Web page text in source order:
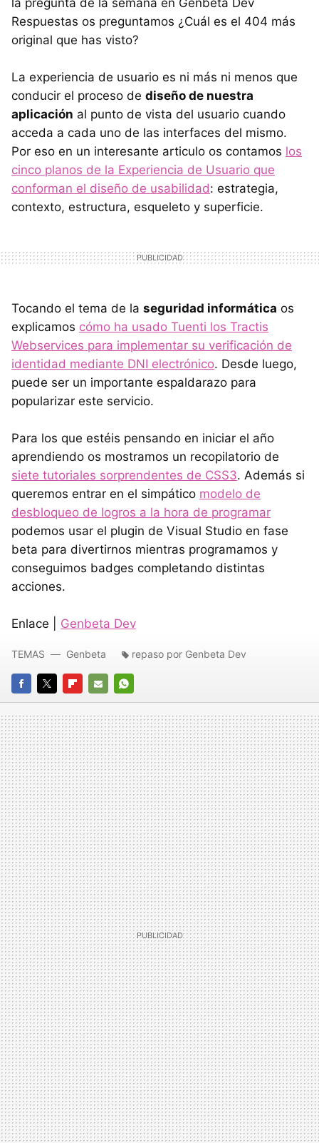
Respuestas os preguntamos ¿Cuál es el 404 más
original que has visto?
La experiencia de usuario es ni más ni menos que
conducir el proceso de diseño de nuestra
aplicación al punto de vista del usuario cuando
acceda a cada uno de las interfaces del mismo.
Por eso en un interesante articulo os contamos los
cinco planos de la Experiencia de Usuario que
conforman el diseño de usabilidad: estrategia,
contexto, estructura, esqueleto y superficie.
Tocando el tema de la seguridad informática os
explicamos cómo ha usado Tuenti los Tractis
Webservices para implementar su verificación de
identidad mediante DNI electrónico. Desde luego,
puede ser un importante espaldarazo para
popularizar este servicio.
Para los que estéis pensando en iniciar el año
aprendiendo os mostramos un recopilatorio de
siete tutoriales sorprendentes de CSS3. Además si
queremos entrar en el simpático modelo de
desbloqueo de logros a la hora de programar
podemos usar el plugin de Visual Studio en fase
beta para divertirnos mientras programamos y
conseguimos badges completando distintas
acciones.
Enlace | Genbeta Dev
FACEBOOK
TWITTERFLIPBOARD
E-
MAIL
WHATSAPP
TEMAS Genbeta repaso por Genbeta Dev